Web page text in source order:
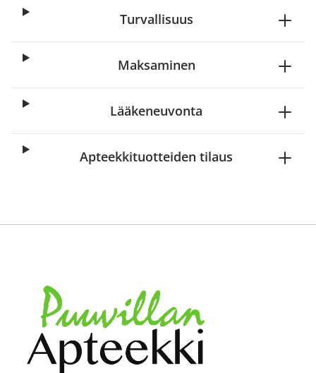
Turvallisuus
Maksaminen
Lääkeneuvonta
Apteekkituotteiden tilaus